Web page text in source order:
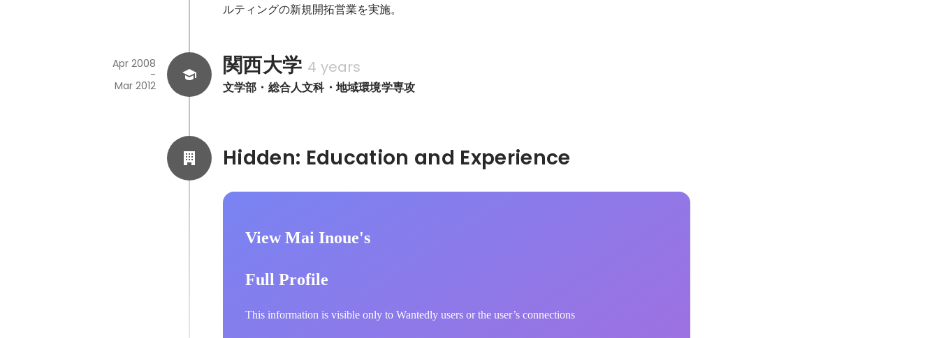
ルティングの新規開拓営業を実施。
関西大学 4 years
文学部・総合人文科・地域環境学専攻
Apr 2008
-
Mar 2012
View Mai Inoue's
Full Profile
This information is visible only to Wantedly users or the user’s connections